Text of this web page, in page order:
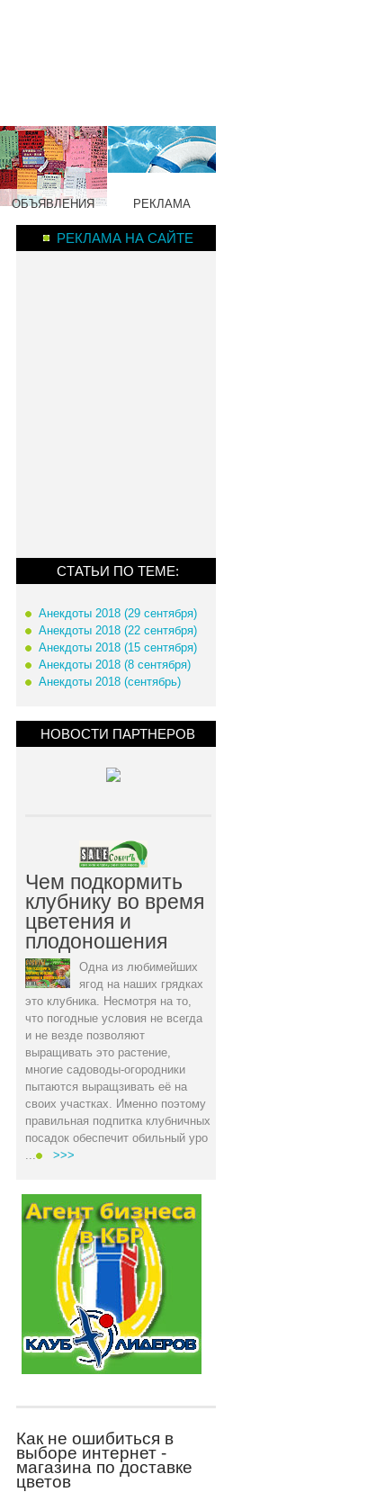
ОБЪЯВЛЕНИЯ РЕКЛАМА
РЕКЛАМА НА САЙТЕ
СТАТЬИ ПО ТЕМЕ:
Анекдоты 2018 (29 сентября)
Анекдоты 2018 (22 сентября)
Анекдоты 2018 (15 сентября)
Анекдоты 2018 (8 сентября)
Анекдоты 2018 (сентябрь)
НОВОСТИ ПАРТНЕРОВ
Чем подкормить
клубнику во время
цветения и
плодоношения
Одна из любимейших
ягод на наших грядках
это клубника. Несмотря на то,
что погодные условия не всегда
и не везде позволяют
выращивать это растение,
многие садоводы-огородники
пытаются выращзивать её на
своих участках. Именно поэтому
правильная подпитка клубничных
посадок обеспечит обильный уро
...
>>>
Как не ошибиться в
выборе интернет -
магазина по доставке
цветов